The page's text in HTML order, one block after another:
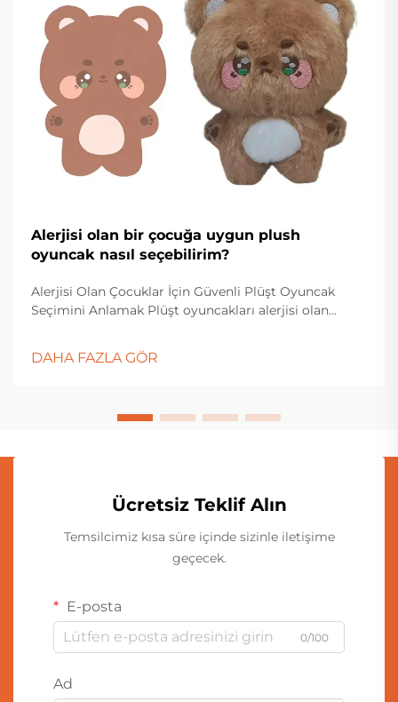
Alerjisi olan bir çocuğa uygun plush
oyuncak nasıl seçebilirim?
Alerjisi Olan Çocuklar İçin Güvenli Plüşt Oyuncak
Seçimini Anlamak Plüşt oyuncakları alerjisi olan
dikkat etme gereklidir. Ebeveynler ve bakım verenler
çeşitli malzemeler, üretim süreçleri...
DAHA FAZLA GÖR
Ücretsiz Teklif Alın
Temsilcimiz kısa süre içinde sizinle iletişime
geçecek.
E-posta
0/100
Ad